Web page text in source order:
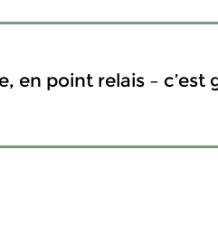
en point relais – c’est